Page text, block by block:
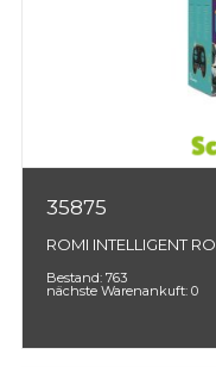
35875
ROMI INTELLIGENT
Bestand: 763
nächste Warenankuft: 0